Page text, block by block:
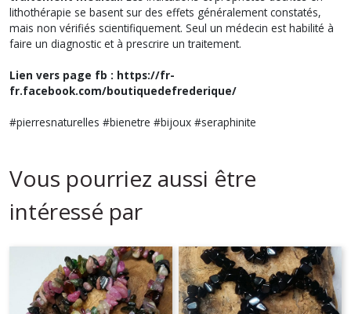
lithothérapie se basent sur des effets généralement constatés,
mais non vérifiés scientifiquement. Seul un médecin est habilité à
faire un diagnostic et à prescrire un traitement.
Lien vers page fb : https://fr-
fr.facebook.com/boutiquedefrederique/
#pierresnaturelles #bienetre #bijoux #seraphinite
Vous pourriez aussi être
intéressé par